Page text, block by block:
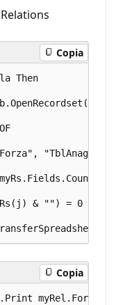
Copia
Then
- 1
& "") = 0 Then
Copia